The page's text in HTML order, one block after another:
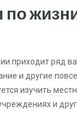
по
приходит ряд
и другие
изучить
и